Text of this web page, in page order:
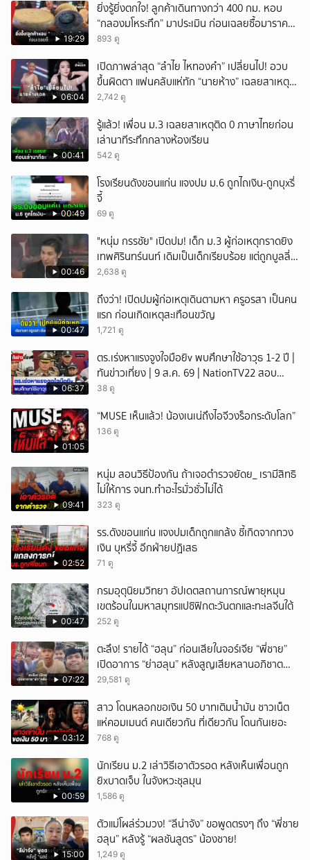
19:29
ยิ่งรู้ยิ่งตกใจ! ลูกค้าเดินทางกว่า 400 กม. หอบ
“กลองมโหระทึก” มาประเมิน ก่อนเฉลยซื้อมาราคา
เท่าไหร่?
893 ดู
06:04
เปิดภาพล่าสุด “ลำไย ไหทองคำ” เปลี่ยนไป! อวบ
ขึ้นผิดตา แฟนคลับแห่ทัก “นายห้าง” เฉลยสาเหตุ
ชัด!
2,742 ดู
00:41
รู้แล้ว! เพื่อน ม.3 เฉลยสาเหตุติด 0 ภาษาไทยก่อน
เล่านาทีระทึกกลางห้องเรียน
542 ดู
00:49
โรงเรียนดังขอนแก่น แจงปม ม.6 ถูกไถเงิน-ถูกบุxรี่
จี้
69 ดู
00:46
"หนุ่ม กรรชัย" เปิดปม! เด็ก ม.3 ผู้ก่อเหตุกราดยิง
เทพศิรินทร์นนท์ เดิมเป็นเด็กเรียบร้อย แต่ถูกบูลลี่
หนัก คาดแรงกดดันสะสมกลายเป็นแรงแค้น จนก่อ
2,638 ดู
00:47
ถึงว่า! เปิดปมผู้ก่อเหตุเดินตามหา ครูอรสา เป็นคน
แรก ก่อนเกิดเหตุสะเทือนขวัญ
1,721 ดู
06:37
ตร.เร่งหาแรงจูงใจมือยิv พบศึกษาใช้อาวุธ 1-2 ปี |
ทันข่าวเที่ยง | 9 ส.ค. 69 | NationTV22 สอบ
พยานแล้ว 17 ปาก เร่งตรวจมือถือและหลักฐานที่
เพื่อน และสื่อโซเ
38 ดู
01:05
“MUSE เห็นแล้ว! น้องเนเน่ถึงไอจีวงร็อกระดับโลก”
136 ดู
09:41
หนุ่ม สอนวิธีป้องกัน ถ้าเจอตำรวจยัดย_ เรามีสิทธิ
ไม่ให้การ จนท.ทำอะไรมั่วซั่วไม่ได้
323 ดู
02:52
รร.ดังขอนแก่น แจงปมเด็กถูกแกล้ง ชี้เกิดจากทวง
เงิน บุหรี่จี้ อีกฝ่ายปฏิเสธ
71 ดู
00:47
กรมอุตุนิยมวิทยา อัปเดตสถานการณ์พายุหมุน
เขตร้อนในมหาสมุทรแปซิฟิกตะวันตกและทะเลจีนใต้
252 ดู
07:22
ตะลึง! รายได้ “ฮลุน” ก่อนเสียในจอร์เจีย “พี่ชาย”
เปิดอาการ “ย่าฮลุน” หลังสูญเสียหลานอภิชาต
บุตร!
29,581 ดู
03:12
สาว โดนหลอกขอเงิน 50 บาทเติมน้ำมัน ชาวเน็ต
แห่คอมเมนต์ คนเดียวกัน ที่เดียวกัน โดนกันเยอะ
768 ดู
00:59
นักเรียน ม.2 เล่าวิธีเอาตัวรอด หลังเห็นเพื่อนถูก
ยิxบาดเจ็บ ในจังหวะชุลมุน
1,586 ดู
15:00
ตัวแม่โผล่ร่วมวง! “ลีน่าจัง” ขอพูดตรงๆ ถึง “พี่ชาย
ฮลุน” หลังรู้ “ผลชันสูตร” น้องชาย!
1,249 ดู